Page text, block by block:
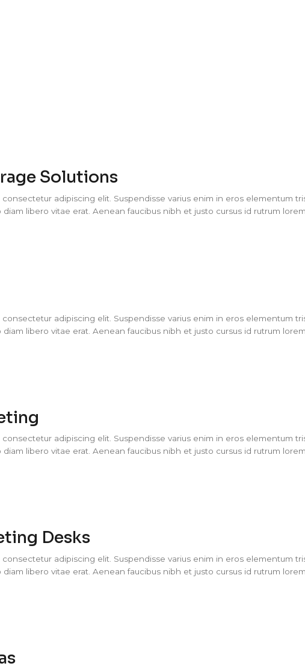
Solutions
adipiscing elit. Suspendisse varius enim in eros elementum
libero vitae erat. Aenean faucibus nibh et justo cursus id rutrum
adipiscing elit. Suspendisse varius enim in eros elementum
libero vitae erat. Aenean faucibus nibh et justo cursus id rutrum
adipiscing elit. Suspendisse varius enim in eros elementum
libero vitae erat. Aenean faucibus nibh et justo cursus id rutrum
Desks
adipiscing elit. Suspendisse varius enim in eros elementum
libero vitae erat. Aenean faucibus nibh et justo cursus id rutrum